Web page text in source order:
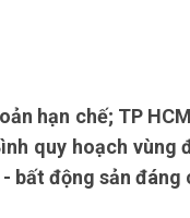
hạn chế; TP
quy hoạch vùng
bất động sản đáng